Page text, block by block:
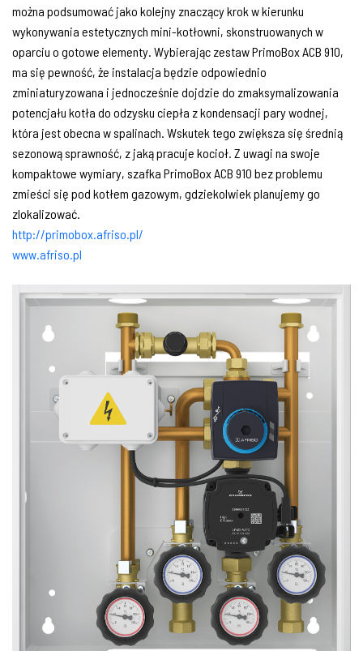
można podsumować jako kolejny znaczący krok w kierunku
wykonywania estetycznych mini-kotłowni, skonstruowanych w
oparciu o gotowe elementy. Wybierając zestaw PrimoBox ACB 910,
ma się pewność, że instalacja będzie odpowiednio
zminiaturyzowana i jednocześnie dojdzie do zmaksymalizowania
potencjału kotła do odzysku ciepła z kondensacji pary wodnej,
która jest obecna w spalinach. Wskutek tego zwiększa się średnią
sezonową sprawność, z jaką pracuje kocioł. Z uwagi na swoje
kompaktowe wymiary, szafka PrimoBox ACB 910 bez problemu
zmieści się pod kotłem gazowym, gdziekolwiek planujemy go
zlokalizować.
http://primobox.afriso.pl/
www.afriso.pl